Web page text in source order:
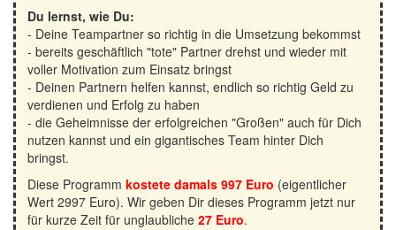
Du lernst, wie Du:
- Deine Teampartner so richtig in die Umsetzung bekommst
- bereits geschäftlich "tote" Partner drehst und wieder mit
voller Motivation zum Einsatz bringst
- Deinen Partnern helfen kannst, endlich so richtig Geld zu
verdienen und Erfolg zu haben
- die Geheimnisse der erfolgreichen "Großen" auch für Dich
nutzen kannst und ein gigantisches Team hinter Dich
bringst.
Diese Programm kostete damals 997 Euro (eigentlicher
Wert 2997 Euro). Wir geben Dir dieses Programm jetzt nur
für kurze Zeit für unglaubliche 27 Euro.